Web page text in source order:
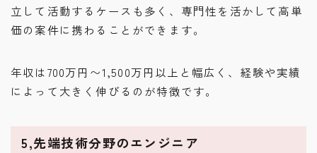
立して活動するケースも多く、専門性を活かして高単
価の案件に携わることができます。
年収は700万円〜1,500万円以上と幅広く、経験や実績
によって大きく伸びるのが特徴です。
5,先端技術分野のエンジニア